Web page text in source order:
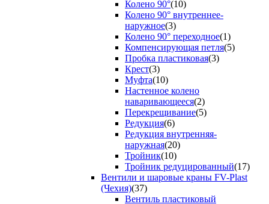
Колено 90°(10)
Колено 90° внутреннее-
наружное(3)
Колено 90° переходное(1)
Компенсирующая петля(5)
Пробка пластиковая(3)
Крест(3)
Муфта(10)
Настенное колено
наваривающееся(2)
Перекрещивание(5)
Редукция(6)
Редукция внутренняя-
наружная(20)
Тройник(10)
Тройник редуцированный(17)
Вентили и шаровые краны FV-Plast
(Чехия)(37)
Вентиль пластиковый